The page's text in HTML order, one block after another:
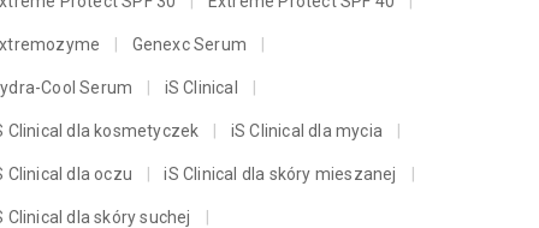
Genexc Serum
Cool Serum iS Clinical
Clinical dla kosmetyczek iS Clinical dla mycia
Clinical dla oczu iS Clinical dla skóry mieszanej
Clinical dla skóry suchej